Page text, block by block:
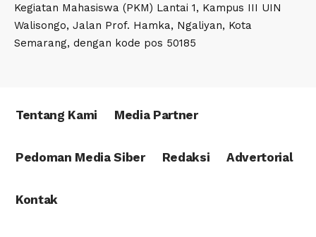
Kegiatan Mahasiswa (PKM) Lantai 1, Kampus III UIN
Walisongo, Jalan Prof. Hamka, Ngaliyan, Kota
Semarang, dengan kode pos 50185
Tentang Kami Media Partner
Pedoman Media Siber Redaksi Advertorial
Kontak